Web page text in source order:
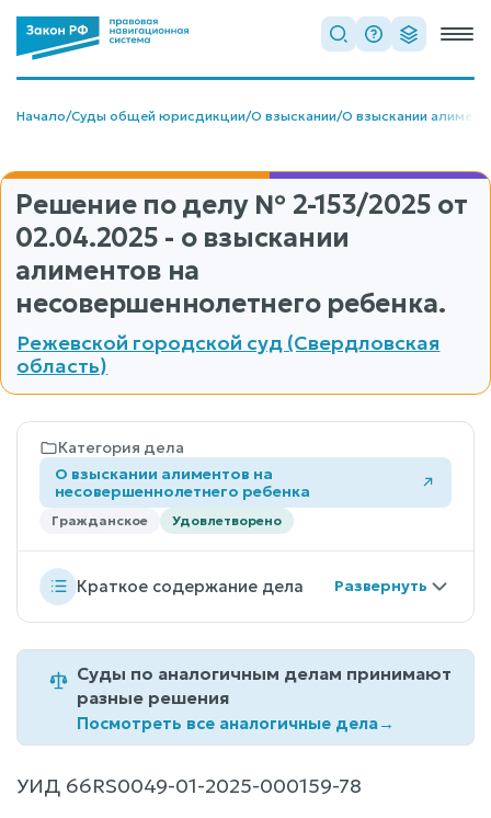
Начало/Суды общей юрисдикции/О взыскании/О взыскании
Решение по делу № 2-153/2025 от
02.04.2025 - о взыскании
алиментов на
несовершеннолетнего ребенка.
Режевской городской суд (Свердловская
область)
Категория дела
О взыскании алиментов на
несовершеннолетнего ребенка
Гражданское Удовлетворено
Краткое содержание дела
Суды по аналогичным делам принимают
разные решения
Посмотреть все аналогичные дела→
УИД 66RS0049-01-2025-000159-78